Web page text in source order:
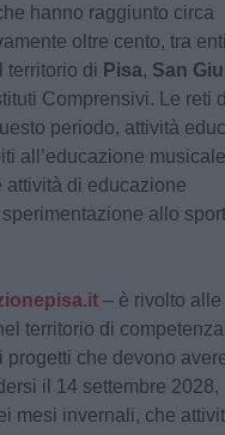
hanno raggiunto circa
oltre cento, tra
territorio di Pisa, San
Comprensivi. Le reti
periodo, attività
all’educazione
di educazione
allo
– è rivolto alle
territorio di
che devono
il 14 settembre 2028,
mesi invernali, che